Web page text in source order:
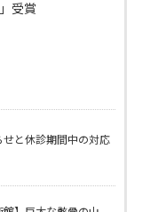
受賞
と休診期間中の対応